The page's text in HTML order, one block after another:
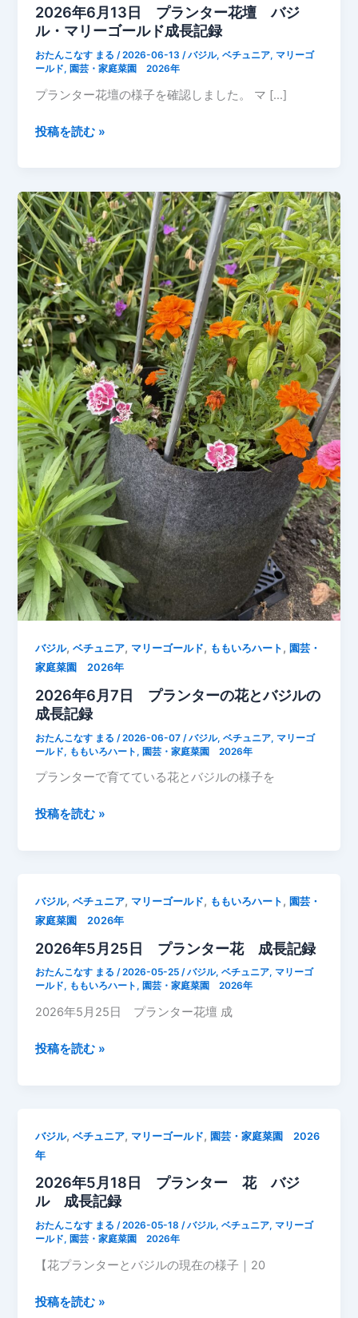
2026年6月13日 プランター花壇 バジ
ル・マリーゴールド成長記録
おたんこなす まる/2026-06-13/バジル,ベチュニア, マリーゴ
ールド, 園芸・家庭菜園 2026年
プランター花壇の様子を確認しました。 マ […]
2026
月
13
日
プ
ラ
ン
タ
ー
花
壇
バ
ジ
ル・
マ
リ
ー
ゴ
ー
ル
ド
成
長
記
投稿を読む »
バジル,ベチュニア, マリーゴールド, ももいろハート ,園芸・
家庭菜園 2026年
2026年6月7日 プランターの花とバジルの
成長記録
おたんこなす まる /2026-06-07 /バジル,ベチュニア, マリーゴ
ールド, ももいろハート , 園芸・家庭菜園 2026年
プランターで育てている花とバジルの様子を
2026
日
プ
ラ
ン
タ
ー
花
の
成
長
記
投稿を読む »
バジル,ベチュニア, マリーゴールド, ももいろハート ,園芸・
家庭菜園 2026年
2026年5月25日 プランター花 成長記録
おたんこなす まる/2026-05-25/バジル,ベチュニア, マリーゴ
ールド, ももいろハート , 園芸・家庭菜園 2026年
2026年5月25日 プランター花壇 成
2026
日
プ
ラ
ン
タ
ー
花
長
投稿を読む »
バジル,ベチュニア, マリーゴールド,園芸・家庭菜園 2026
年
2026年5月18日 プランター 花 バジ
ル 成長記録
おたんこなす まる/2026-05-18/バジル,ベチュニア, マリーゴ
ールド, 園芸・家庭菜園 2026年
【花プランターとバジルの現在の様子｜20
2026
投稿を読む »